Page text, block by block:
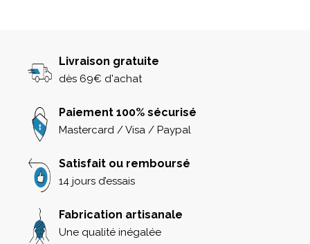
Livraison gratuite
dès 69€ d'achat
Paiement 100% sécurisé
Mastercard / Visa / Paypal
Satisfait ou remboursé
14 jours d’essais
Fabrication artisanale
Une qualité inégalée